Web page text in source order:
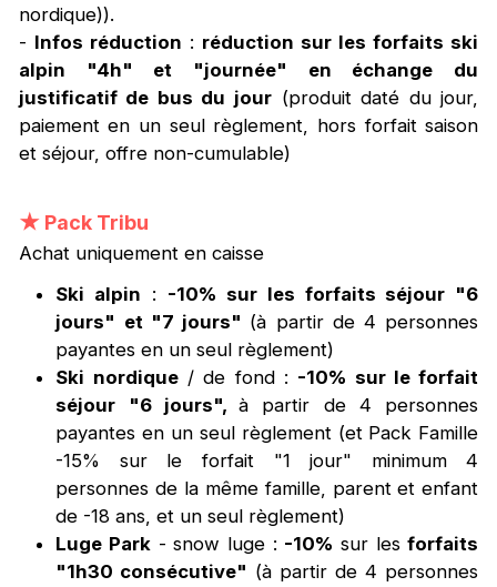
nordique)).
- Infos réduction : réduction sur les forfaits ski
alpin "4h" et "journée" en échange du
justificatif de bus du jour (produit daté du jour,
paiement en un seul règlement, hors forfait saison
et séjour, offre non-cumulable)
★ Pack Tribu
Achat uniquement en caisse
Ski alpin : -10% sur les forfaits séjour "6
jours" et "7 jours" (à partir de 4 personnes
payantes en un seul règlement)
Ski nordique/ de fond : -10% sur le forfait
séjour "6 jours",à partir de 4 personnes
payantes en un seul règlement (et Pack Famille
-15% sur le forfait "1 jour" minimum 4
personnes de la même famille, parent et enfant
de -18 ans, et un seul règlement)
Luge Park - snow luge : -10% sur lesforfaits
"1h30 consécutive" (à partir de 4 personnes